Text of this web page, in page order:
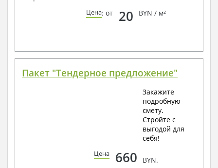
Цена: от 20 BYN / м²
Пакет "Тендерное предложение"
Закажите
подробную
смету.
Стройте с
выгодой для
себя!
Цена 660 BYN.